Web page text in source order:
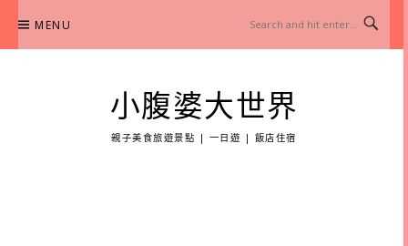
content
MENU
小腹婆大世界
親子美食旅遊景點 | 一日遊 | 飯店住宿